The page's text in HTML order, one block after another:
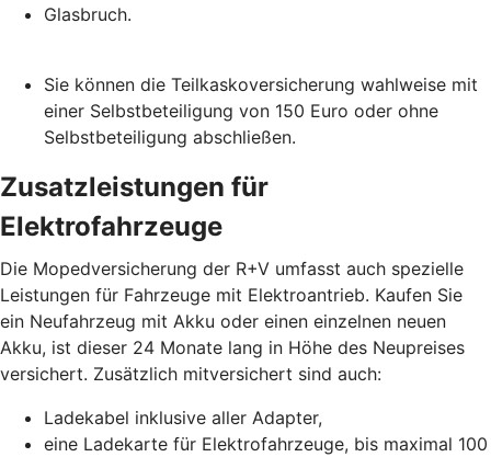
Glasbruch.
Sie können die Teilkaskoversicherung wahlweise mit
einer Selbstbeteiligung von 150 Euro oder ohne
Selbstbeteiligung abschließen.
Zusatzleistungen für
Elektrofahrzeuge
Die Mopedversicherung der R+V umfasst auch spezielle
Leistungen für Fahrzeuge mit Elektroantrieb. Kaufen Sie
ein Neufahrzeug mit Akku oder einen einzelnen neuen
Akku, ist dieser 24 Monate lang in Höhe des Neupreises
versichert. Zusätzlich mitversichert sind auch:
Ladekabel inklusive aller Adapter,
eine Ladekarte für Elektrofahrzeuge, bis maximal 100